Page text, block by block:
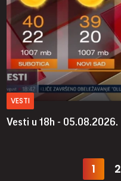
VESTI
Vesti u 18h - 05.08.2026.
1 2